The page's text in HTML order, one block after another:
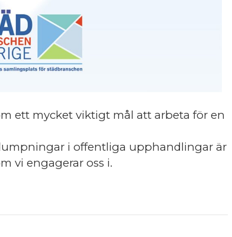
ett mycket viktigt mål att arbeta för en
i offentliga upphandlingar är
vi engagerar oss i.